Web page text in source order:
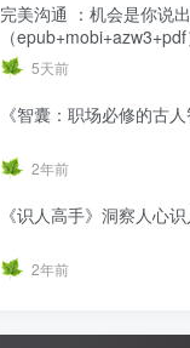
完美沟通 ：机会是你说
（epub+mobi+azw3+pdf
5天前
《智囊：职场必修的古
2年前
《识人高手》洞察人心
2年前